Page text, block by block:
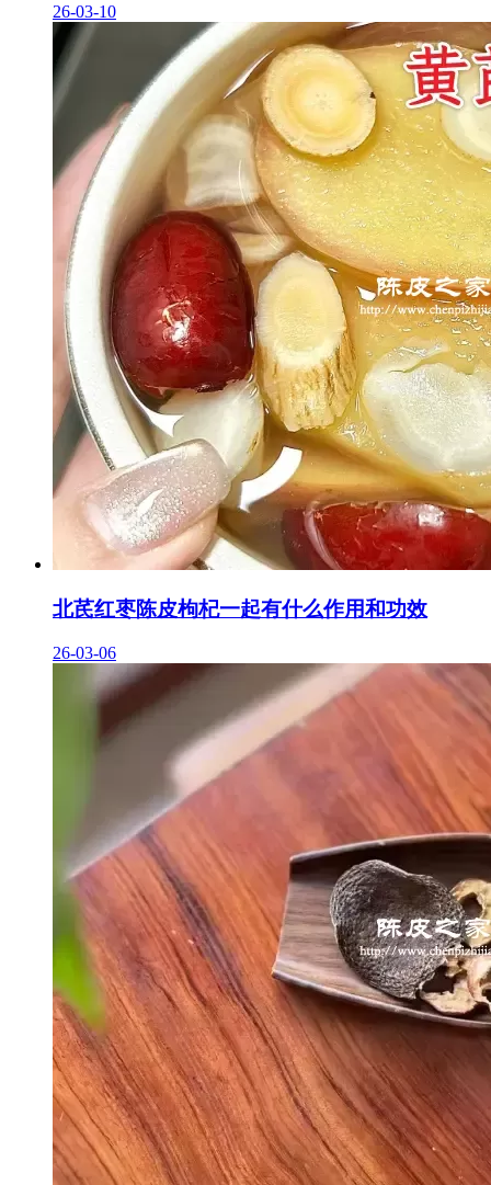
26-03-10
北芪红枣陈皮枸杞一起有什么作用和功效
26-03-06